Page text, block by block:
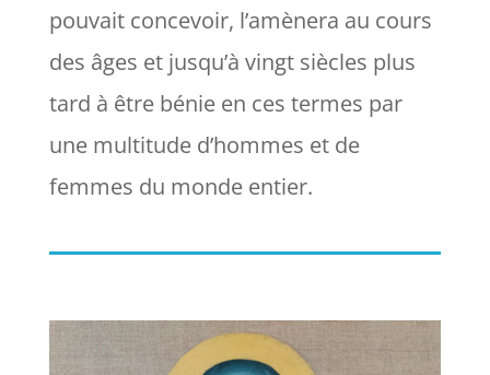
pouvait concevoir, l’amènera au cours
des âges et jusqu’à vingt siècles plus
tard à être bénie en ces termes par
une multitude d’hommes et de
femmes du monde entier.